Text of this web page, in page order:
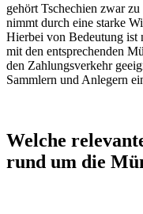
gehört Tschechien zwar
nimmt durch eine starke
Hierbei von Bedeutung ist
mit den entsprechenden
den Zahlungsverkehr
Sammlern und Anlegern
Welche
rund um die